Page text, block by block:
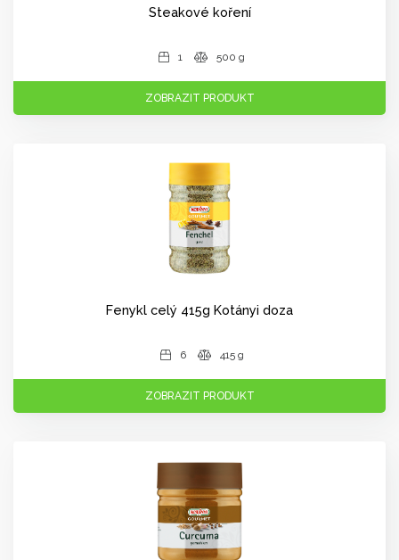
Steakové koření
1 500 g
ZOBRAZIT PRODUKT
Fenykl celý 415g Kotányi doza
6 415 g
ZOBRAZIT PRODUKT